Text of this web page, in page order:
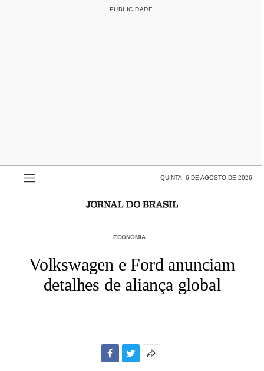
QUINTA, 6 DE AGOSTO DE 2026
ECONOMIA
Volkswagen e Ford anunciam
detalhes de aliança global